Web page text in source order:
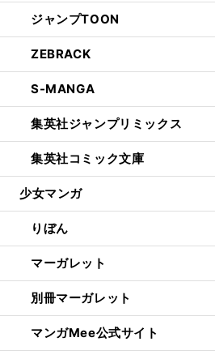
ジャンプTOON
ZEBRACK
S-MANGA
集英社ジャンプリミックス
集英社コミック文庫
少女マンガ
りぼん
マーガレット
別冊マーガレット
マンガMee公式サイト